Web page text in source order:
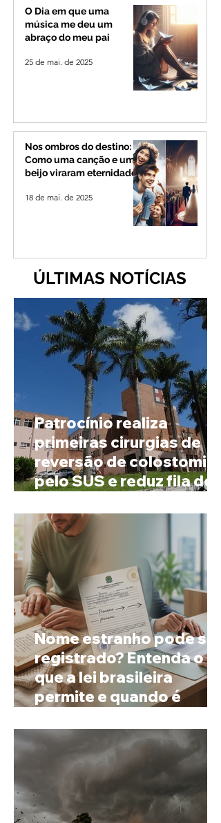
O Dia em que uma
música me deu um
abraço do meu pai
25 de mai. de 2025
Nos ombros do destino:
Como uma canção e um
beijo viraram eternidade
18 de mai. de 2025
ÚLTIMAS NOTÍCIAS
Patrocínio realiza
primeiras cirurgias de
reversão de colostomia
pelo SUS e reduz fila de
Nome estranho pode ser
registrado? Entenda o
que a lei brasileira
permite e quando é
prenome